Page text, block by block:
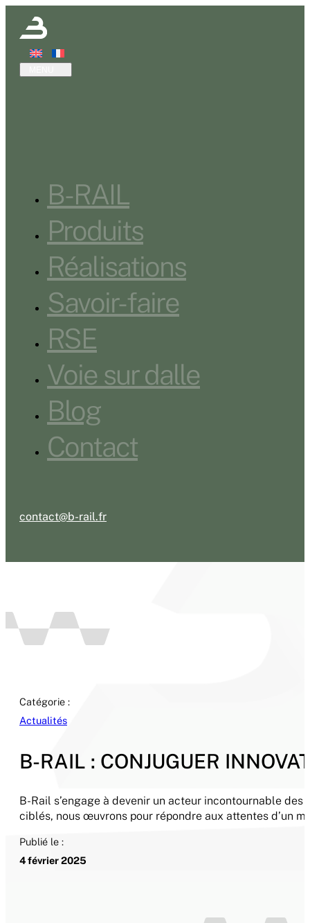
B-RAIL
Produits
Réalisations
Savoir-faire
RSE
Voie sur dalle
Blog
Contact
contact@b-rail.fr
Catégorie :
Actualités
B-RAIL : CONJUGUER
B-Rail s’engage à devenir un acteur incontournable
ciblés, nous œuvrons pour répondre aux attentes d’un
Publié le :
4 février 2025